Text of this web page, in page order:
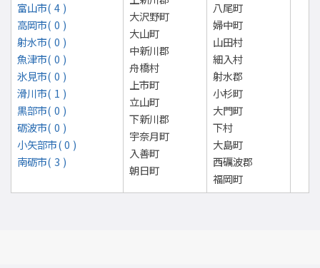
富山市( 4 )
高岡市( 0 )
射水市( 0 )
魚津市( 0 )
氷見市( 0 )
滑川市( 1 )
黒部市( 0 )
砺波市( 0 )
小矢部市( 0 )
南砺市( 3 )
大沢野町
大山町
中新川郡
舟橋村
上市町
立山町
下新川郡
宇奈月町
入善町
朝日町
八尾町
婦中町
山田村
細入村
射水郡
小杉町
大門町
下村
大島町
西礪波郡
福岡町